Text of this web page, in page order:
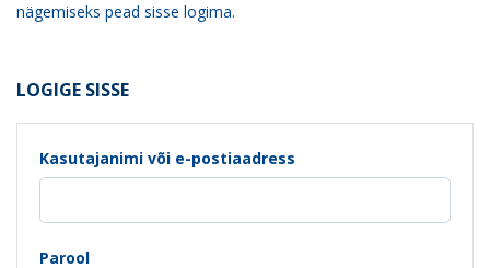
nägemiseks pead sisse logima.
LOGIGE SISSE
Kasutajanimi või e-postiaadress
Parool